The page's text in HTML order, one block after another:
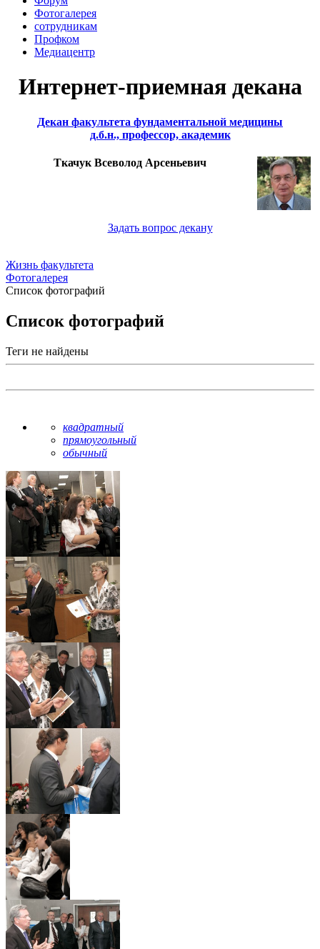
Фотогалерея
сотрудникам
Профком
Медиацентр
Интернет-приемная декана
Декан факультета фундаментальной медицины
д.б.н., профессор, академик
Ткачук Всеволод Арсеньевич
Задать вопрос декану
Жизнь факультета
Фотогалерея
Список фотографий
Список фотографий
Теги не найдены
квадратный
прямоугольный
обычный